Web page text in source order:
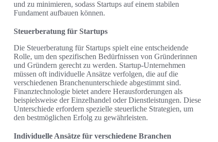
und zu minimieren, sodass Startups auf einem stabilen
Fundament aufbauen können.
Steuerberatung für Startups
Die Steuerberatung für Startups spielt eine entscheidende
Rolle, um den spezifischen Bedürfnissen von Gründerinnen
und Gründern gerecht zu werden. Startup-Unternehmen
müssen oft individuelle Ansätze verfolgen, die auf die
verschiedenen Branchenunterschiede abgestimmt sind.
Finanztechnologie bietet andere Herausforderungen als
beispielsweise der Einzelhandel oder Dienstleistungen. Diese
Unterschiede erfordern spezielle steuerliche Strategien, um
den bestmöglichen Erfolg zu gewährleisten.
Individuelle Ansätze für verschiedene Branchen